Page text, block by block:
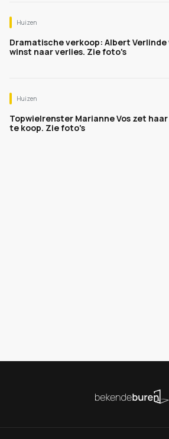
Huizen
Dramatische verkoop: Albert
winst naar verlies. Zie foto's
Huizen
Topwielrenster Marianne Vos zet
te koop. Zie foto's